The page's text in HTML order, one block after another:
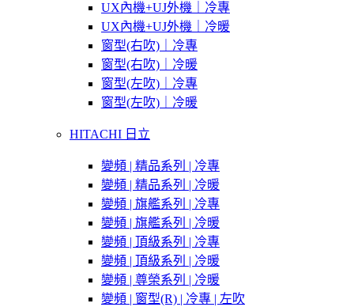
UX內機+UJ外機｜冷專
UX內機+UJ外機｜冷暖
窗型(右吹)｜冷專
窗型(右吹)｜冷暖
窗型(左吹)｜冷專
窗型(左吹)｜冷暖
HITACHI 日立
變頻 | 精品系列 | 冷專
變頻 | 精品系列 | 冷暖
變頻 | 旗艦系列 | 冷專
變頻 | 旗艦系列 | 冷暖
變頻 | 頂級系列 | 冷專
變頻 | 頂級系列 | 冷暖
變頻 | 尊榮系列 | 冷暖
變頻 | 窗型(R) | 冷專 | 左吹